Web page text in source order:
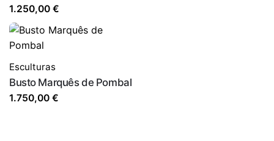
1.250,00 €
Esculturas
Busto Marquês de Pombal
1.750,00 €